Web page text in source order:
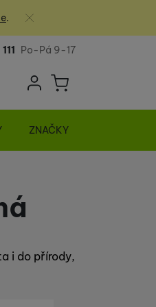
.
Zavřít
Po-Pá 9-17
Uživatelská
Přihlásit se
Košík
ZNAČKY
i do přírody,